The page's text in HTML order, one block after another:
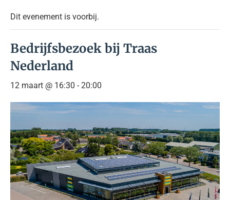
Dit evenement is voorbij.
Bedrijfsbezoek bij Traas
Nederland
12 maart @ 16:30 - 20:00